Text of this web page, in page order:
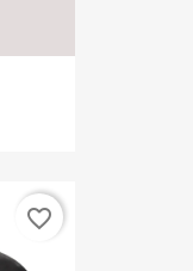
favorite_border